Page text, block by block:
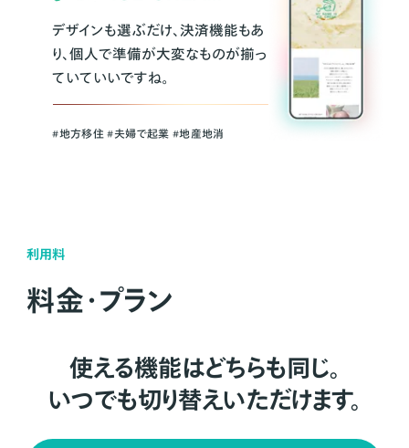
デザインも選ぶだけ、決済機能もあ
り、個人で準備が大変なものが揃っ
ていていいですね。
#地方移住 #夫婦で起業 #地産地消
利用料
料金・プラン
使える機能はどちらも同じ。
いつでも切り替えいただけます。